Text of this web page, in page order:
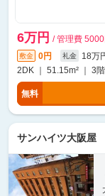
6万円 / 管理費 5000
敷金 0円 礼金
18万
2DK ｜ 51.15m² ｜ 3階
無料
サンハイツ大阪屋